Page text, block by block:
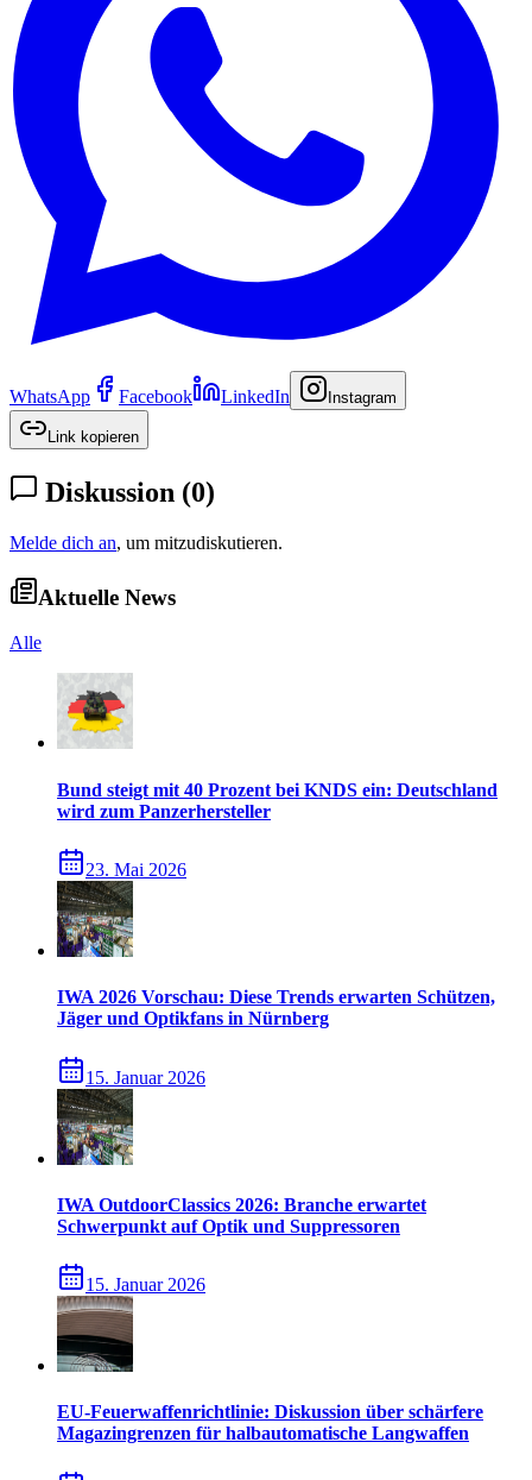
WhatsApp Facebook LinkedIn Instagram
Link kopieren
Diskussion (0)
Melde dich an, um mitzudiskutieren.
Aktuelle News
Alle
Bund steigt mit 40 Prozent bei KNDS ein: Deutschland
wird zum Panzerhersteller
23. Mai 2026
IWA 2026 Vorschau: Diese Trends erwarten Schützen,
Jäger und Optikfans in Nürnberg
15. Januar 2026
IWA OutdoorClassics 2026: Branche erwartet
Schwerpunkt auf Optik und Suppressoren
15. Januar 2026
EU-Feuerwaffenrichtlinie: Diskussion über schärfere
Magazingrenzen für halbautomatische Langwaffen